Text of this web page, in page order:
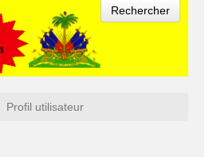
Rechercher
Profil utilisateur